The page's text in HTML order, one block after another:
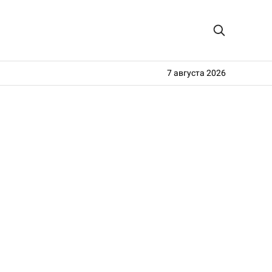
7 августа 2026